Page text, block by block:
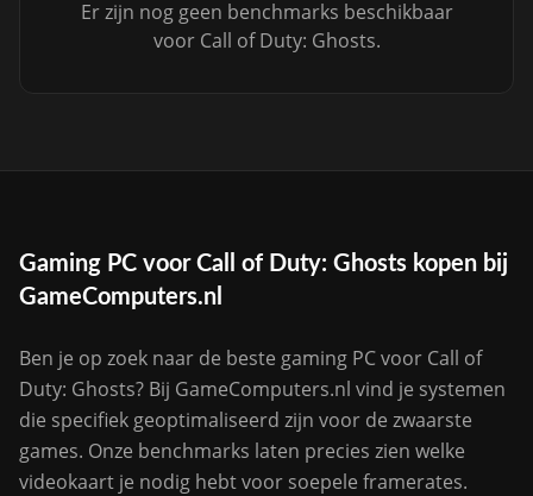
Er zijn nog geen benchmarks beschikbaar
voor Call of Duty: Ghosts.
Gaming PC voor Call of Duty: Ghosts kopen bij
GameComputers.nl
Ben je op zoek naar de beste gaming PC voor Call of
Duty: Ghosts? Bij GameComputers.nl vind je systemen
die specifiek geoptimaliseerd zijn voor de zwaarste
games. Onze benchmarks laten precies zien welke
videokaart je nodig hebt voor soepele framerates.